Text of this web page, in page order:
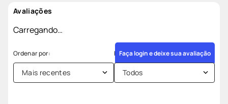
Avaliações
Carregando…
Faça login e deixe sua avaliação
Mais recentes Todos